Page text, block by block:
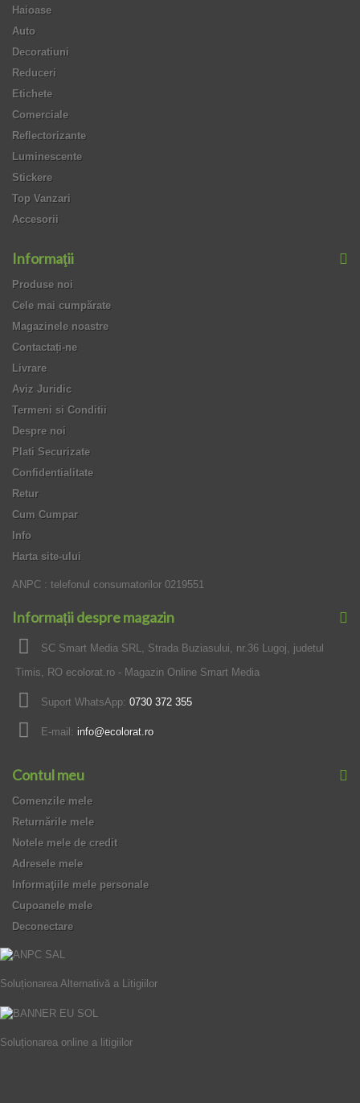
Haioase
Auto
Decoratiuni
Reduceri
Etichete
Comerciale
Reflectorizante
Luminescente
Stickere
Top Vanzari
Accesorii
Informaţii
Produse noi
Cele mai cumpărate
Magazinele noastre
Contactați-ne
Livrare
Aviz Juridic
Termeni si Conditii
Despre noi
Plati Securizate
Confidentialitate
Retur
Cum Cumpar
Info
Harta site-ului
ANPC : telefonul consumatorilor 0219551
Informații despre magazin
SC Smart Media SRL, Strada Buziasului, nr.36 Lugoj, judetul
Timis, RO ecolorat.ro - Magazin Online Smart Media
Suport WhatsApp: 0730 372 355
E-mail: info@ecolorat.ro
Contul meu
Comenzile mele
Returnările mele
Notele mele de credit
Adresele mele
Informaţiile mele personale
Cupoanele mele
Deconectare
Soluționarea Alternativă a Litigiilor
Soluționarea online a litigiilor